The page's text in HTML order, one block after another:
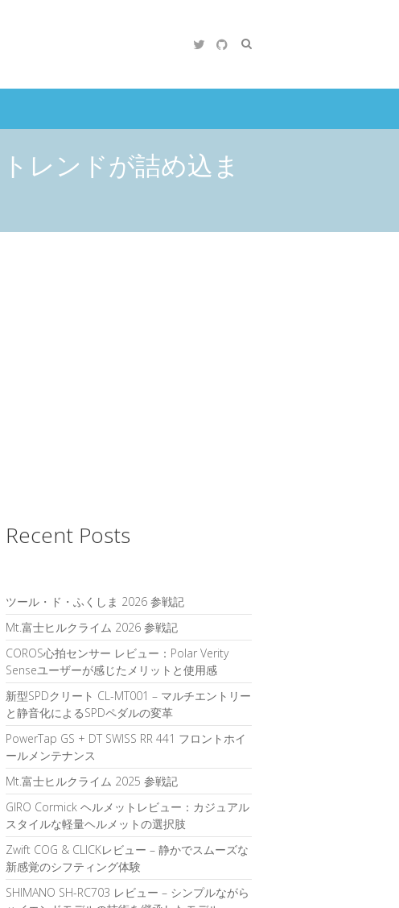
レンドが詰め込ま
Recent Posts
ツール・ド・ふくしま 2026 参戦記
Mt.富士ヒルクライム 2026 参戦記
COROS心拍センサー レビュー：Polar Verity
Senseユーザーが感じたメリットと使用感
新型SPDクリート CL-MT001 – マルチエントリー
と静音化によるSPDペダルの変革
PowerTap GS + DT SWISS RR 441 フロントホイ
ールメンテナンス
Mt.富士ヒルクライム 2025 参戦記
GIRO Cormick ヘルメットレビュー：カジュアル
スタイルな軽量ヘルメットの選択肢
Zwift COG & CLICKレビュー – 静かでスムーズな
新感覚のシフティング体験
SHIMANO SH-RC703 レビュー – シンプルながら